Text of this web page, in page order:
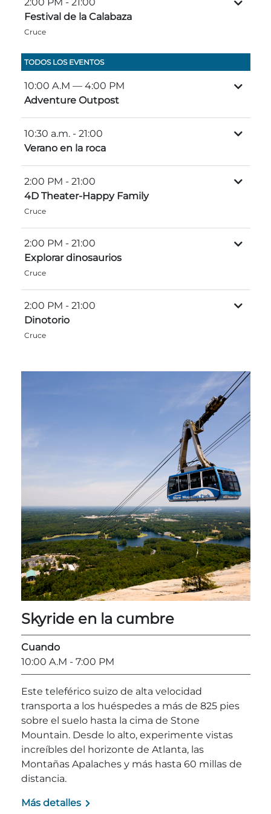
Mapas
Clima
Guía de Naturaleza
Blog
Explorar Áreas Naturales
Adventure Outpost
PRIMAVERA
Fiesta de dinosaurios
Servicio de amanecer de Pascua
La posada en Stone Mountain Park
Entradas para grupos
Group Events
Festival de la Calabaza
Cruce
TODOS LOS EVENTOS
10:00 A.M — 4:00 PM
Adventure Outpost
10:30 a.m. - 21:00
Verano en la roca
2:00 PM - 21:00
4D Theater-Happy Family
Cruce
2:00 PM - 21:00
Explorar dinosaurios
Cruce
2:00 PM - 21:00
Dinotorio
Cruce
Skyride en la cumbre
Cuando
10:00 A.M - 7:00 PM
Este teleférico suizo de alta velocidad
transporta a los huéspedes a más de 825 pies
sobre el suelo hasta la cima de Stone
Mountain. Desde lo alto, experimente vistas
increíbles del horizonte de Atlanta, las
Montañas Apalaches y más hasta 60 millas de
distancia.
Más detalles